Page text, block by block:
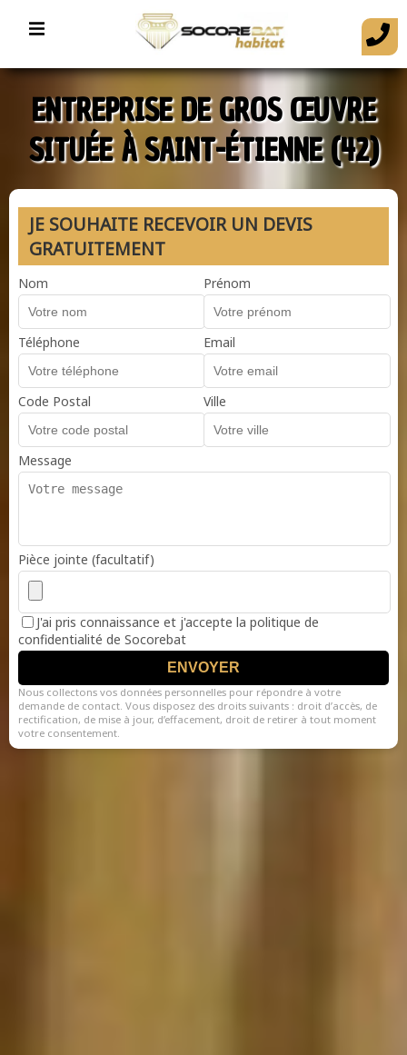
ENTREPRISE DE GROS ŒUVRE
SITUÉE À SAINT-ÉTIENNE (42)
JE SOUHAITE RECEVOIR UN DEVIS
GRATUITEMENT
Nom Prénom
Téléphone Email
Code Postal Ville
Message
Pièce jointe (facultatif)
J'ai pris connaissance et j'accepte la politique de
confidentialité de Socorebat
ENVOYER
Nous collectons vos données personnelles pour répondre à votre
demande de contact. Vous disposez des droits suivants : droit d’accès, de
rectification, de mise à jour, d’effacement, droit de retirer à tout moment
votre consentement.